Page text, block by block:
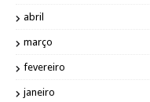
abril
março
fevereiro
janeiro